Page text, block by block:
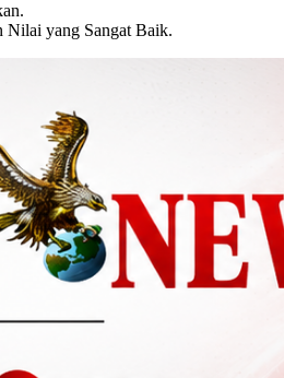
Nilai yang Sangat Baik.